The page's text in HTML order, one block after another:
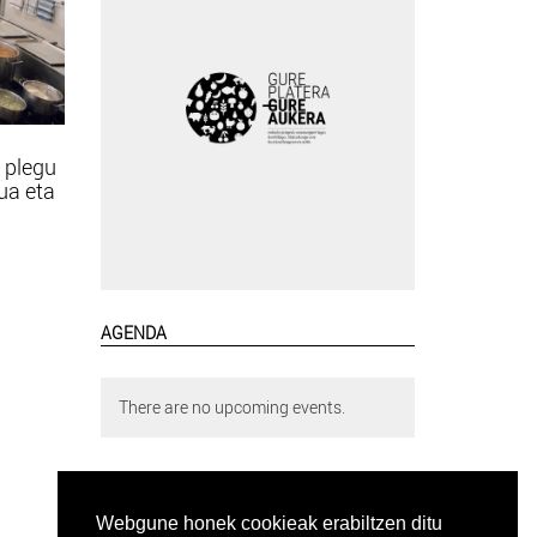
Webgune honek cookieak erabiltzen ditu
eta
AGENDA
There are no upcoming events.